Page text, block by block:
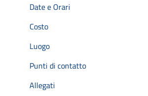
Date e Orari
Costo
Luogo
Punti di contatto
Allegati